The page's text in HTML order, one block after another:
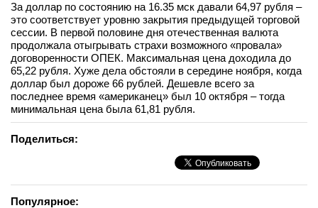
За доллар по состоянию на 16.35 мск давали 64,97 рубля –
это соответствует уровню закрытия предыдущей торговой
сессии. В первой половине дня отечественная валюта
продолжала отыгрывать страхи возможного «провала»
договоренности ОПЕК. Максимальная цена доходила до
65,22 рубля. Хуже дела обстояли в середине ноября, когда
доллар был дороже 66 рублей. Дешевле всего за
последнее время «американец» был 10 октября – тогда
минимальная цена была 61,81 рубля.
Поделиться:
Популярное: